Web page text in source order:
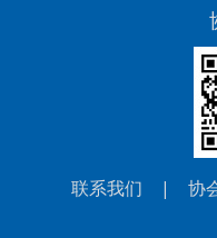
联系我们 | 协